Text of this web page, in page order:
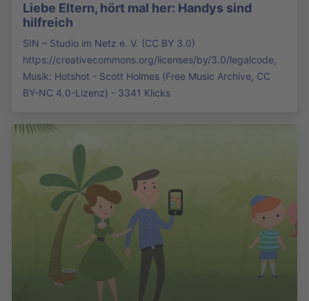
Liebe Eltern, hört mal her: Handys sind
hilfreich
SIN – Studio im Netz e. V. (CC BY 3.0)
https://creativecommons.org/licenses/by/3.0/legalcode,
Musik: Hotshot - Scott Holmes (Free Music Archive, CC
BY-NC 4.0-Lizenz) - 3341 Klicks